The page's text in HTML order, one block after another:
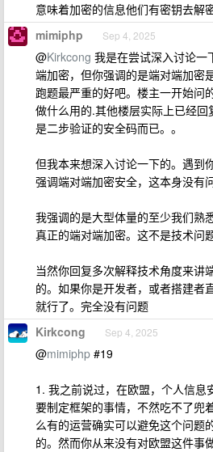
意味着加密的信息他们有密钥去解
mimiphp Sep 4, 2025
@Kirkcong 我是在尝试深入讨论一
端加密，但你强调的是端对端加密
跑题最严重的好吧。楼主一开始问
做什么用的.其他楼层实际上已经
是二步验证的安全码而已。。
但我本来想深入讨论一下的。遇到
强调端对端加密安全，这本身没有问
我强调的是大型体量的至少我们熟
真正的端对端加密。这不是技术问
当然你回复多次解释技术角度来讲
的。如果你是开发者，或者搭建者
就行了。完全没有问题
Kirkcong Sep 4, 2025
@mimiphp #19
1. 我之前说过，在欧盟，个人信息
要制定框架的事情，不然吃不了兜
么有的运营确实可以避免这个问题
的。然而你从来没有对欧盟这件事